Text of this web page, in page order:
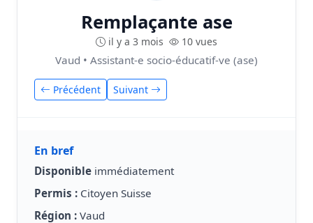
Remplaçante ase
il y a 3 mois 10 vues
Vaud • Assistant-e socio-éducatif-ve (ase)
Précédent Suivant
En bref
Disponible immédiatement
Permis : Citoyen Suisse
Région : Vaud